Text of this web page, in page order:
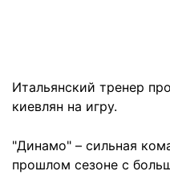
Итальянский тренер
киевлян на игру.
"Динамо" – сильная
прошлом сезоне с